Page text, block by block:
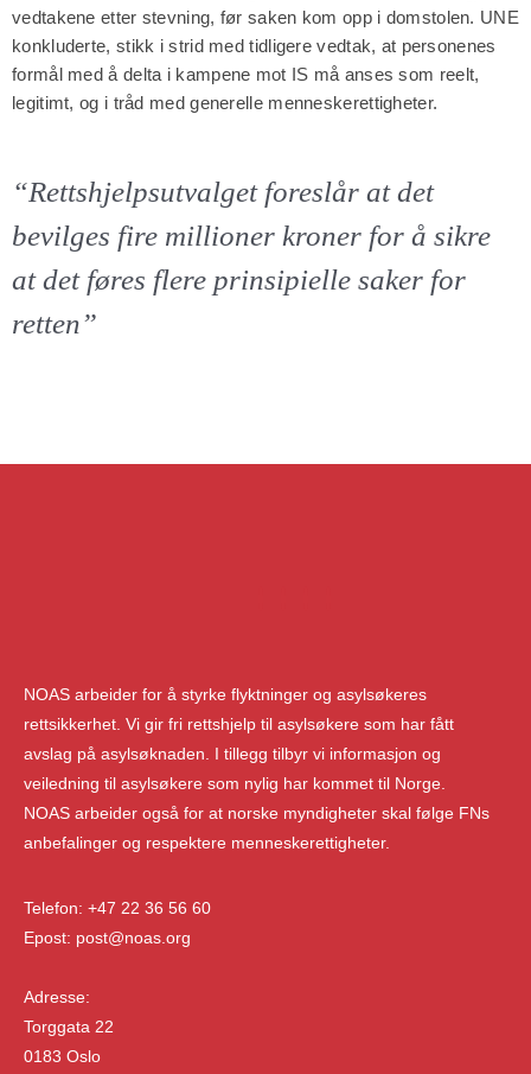
vedtakene etter stevning, før saken kom opp i domstolen. UNE
konkluderte, stikk i strid med tidligere vedtak, at personenes
formål med å delta i kampene mot IS må anses som reelt,
legitimt, og i tråd med generelle menneskerettigheter.
“Rettshjelpsutvalget foreslår at det
bevilges fire millioner kroner for å sikre
at det føres flere prinsipielle saker for
retten”
NOAS arbeider for å styrke flyktninger og asylsøkeres
rettsikkerhet. Vi gir fri rettshjelp til asylsøkere som har fått
avslag på asylsøknaden. I tillegg tilbyr vi informasjon og
veiledning til asylsøkere som nylig har kommet til Norge.
NOAS arbeider også for at norske myndigheter skal følge FNs
anbefalinger og respektere menneskerettigheter.
Telefon: +47 22 36 56 60
Epost: post@noas.org
Adresse:
Torggata 22
0183 Oslo